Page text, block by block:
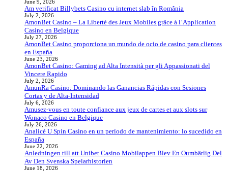
June 9, 2026
Am verificat Billybets Casino cu internet slab în România
July 2, 2026
AmonBet Casino – La Liberté des Jeux Mobiles grâce à l’Application
Casino en Belgique
July 27, 2026
AmonBet Casino proporciona un mundo de ocio de casino para clientes
en España
June 23, 2026
AmonBet Casino: Gaming ad Alta Intensità per gli Appassionati del
Vincere Rapido
July 2, 2026
AmunRa Casino: Dominando las Ganancias Rápidas con Sesiones
Cortas y de Alta‑Intensidad
July 6, 2026
Amusez-vous en toute confiance aux jeux de cartes et aux slots sur
Wonaco Casino en Belgique
July 26, 2026
Analicé U Spin Casino en un período de mantenimiento: lo sucedido en
España
June 22, 2026
Anledningen till att Unibet Casino Mobilappen Blev En Oumbärlig Del
Av Den Svenska Spelarhistorien
June 18, 2026